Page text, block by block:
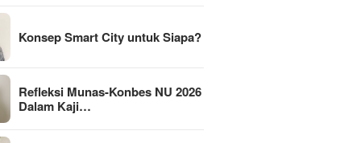
Konsep Smart City untuk Siapa?
Refleksi Munas-Konbes NU 2026
Dalam Kaji…